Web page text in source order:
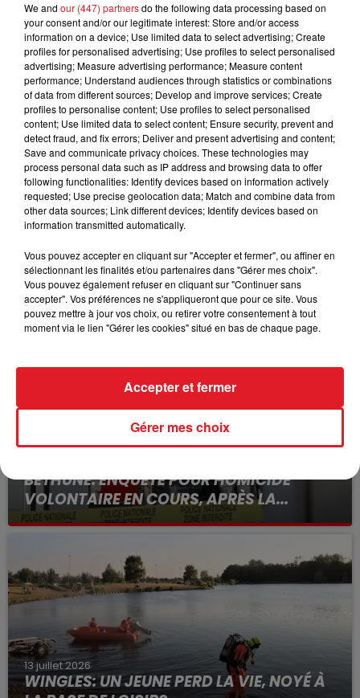
FIL D'ACTUS
BÉTHUNE: ENQUÊTE POUR HOMICIDE
VOLONTAIRE EN COURS, APRÈS LA...
Selon les premiers éléments, le logement servait
13 juillet 2026
WINGLES: UN JEUNE PERD LA VIE, NOYÉ À
We and our (447) partnersdo the following data processing based on
your consent and/or our legitimate interest: Store and/or access
information on a device; Use limited data to select advertising; Create
profiles for personalised advertising; Use profiles to select personalised
advertising; Measure advertising performance; Measure content
performance; Understand audiences through statistics or combinations
of data from different sources; Develop and improve services; Create
profiles to personalise content; Use profiles to select personalised
content; Use limited data to select content; Ensure security, prevent and
detect fraud, and fix errors; Deliver and present advertising and content;
Save and communicate privacy choices. These technologies may
process personal data such as IP address and browsing data to offer
following functionalities: Identify devices based on information actively
requested; Use precise geolocation data; Match and combine data from
other data sources; Link different devices; Identify devices based on
information transmitted automatically.
Vous pouvez accepter en cliquant sur "Accepter et fermer", ou affiner en
sélectionnant les finalités et/ou partenaires dans "Gérer mes choix".
Vous pouvez également refuser en cliquant sur "Continuer sans
accepter". Vos préférences ne s'appliqueront que pour ce site. Vous
pouvez mettre à jour vos choix, ou retirer votre consentement à tout
moment via le lien "Gérer les cookies" situé en bas de chaque page.
Gérer mes choix
Accepter et fermer